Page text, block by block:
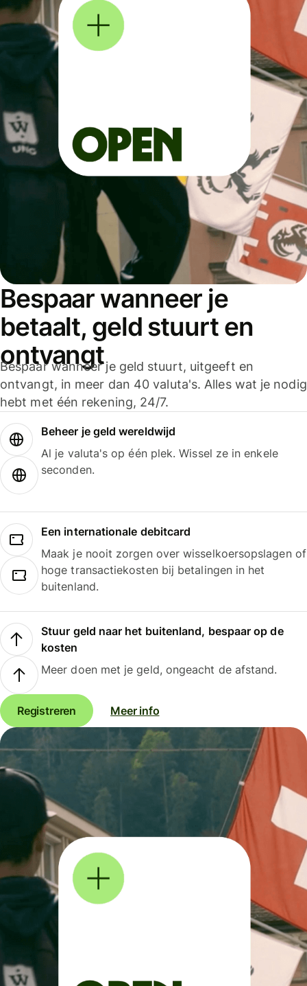
Bespaar wanneer je
betaalt, geld stuurt en
ontvangt
Bespaar wanneer je geld stuurt, uitgeeft en
ontvangt, in meer dan 40 valuta's. Alles wat je nodig
hebt met één rekening, 24/7.
Beheer je geld wereldwijd
Al je valuta's op één plek. Wissel ze in enkele
seconden.
Een internationale debitcard
Maak je nooit zorgen over wisselkoersopslagen of
hoge transactiekosten bij betalingen in het
buitenland.
Stuur geld naar het buitenland, bespaar op de
kosten
Meer doen met je geld, ongeacht de afstand.
Registreren Meer info